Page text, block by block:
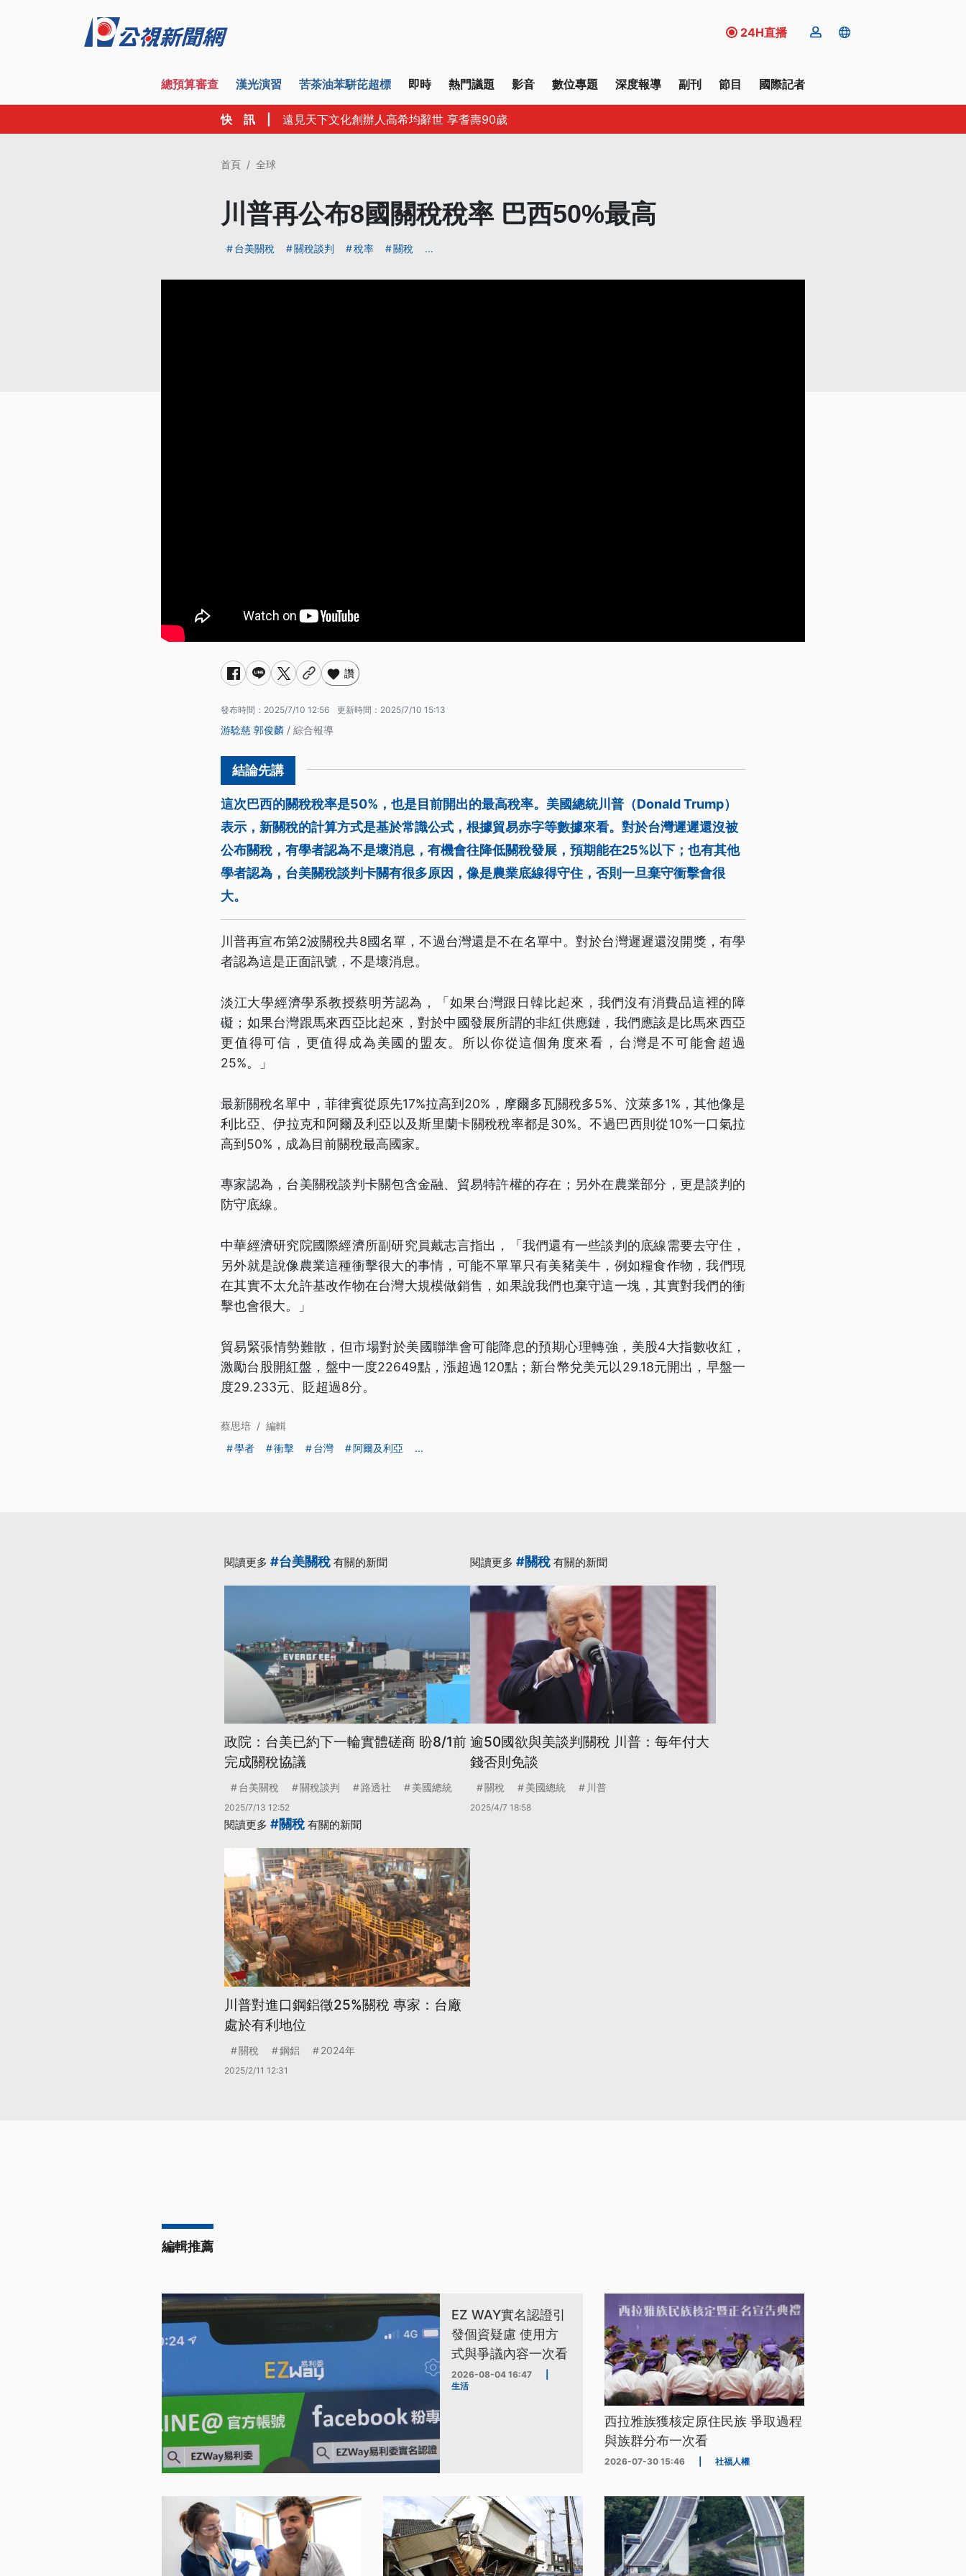
24H直播
總預算審查 漢光演習 苦茶油苯駢芘超標 即時 熱門議題 影音 數位專題 深度報導 副刊 節目 國際記者
快 訊 遠見天下文化創辦人高希均辭世 享耆壽90歲
首頁 全球
川普再公布8國關稅稅率 巴西50%最高
台美關稅 關稅談判 稅率 關稅 ...
讚
發布時間： 2025/7/10 12:56 更新時間： 2025/7/10 15:13
游騐慈 郭俊麟 / 綜合報導
這次巴西的關稅稅率是50%，也是目前開出的最高稅率。美國總統川普（Donald Trump）
表示，新關稅的計算方式是基於常識公式，根據貿易赤字等數據來看。對於台灣遲遲還沒被
公布關稅，有學者認為不是壞消息，有機會往降低關稅發展，預期能在25%以下；也有其他
學者認為，台美關稅談判卡關有很多原因，像是農業底線得守住，否則一旦棄守衝擊會很
大。
川普再宣布第2波關稅共8國名單，不過台灣還是不在名單中。對於台灣遲遲還沒開獎，有學
者認為這是正面訊號，不是壞消息。
淡江大學經濟學系教授蔡明芳認為，「如果台灣跟日韓比起來，我們沒有消費品這裡的障
礙；如果台灣跟馬來西亞比起來，對於中國發展所謂的非紅供應鏈，我們應該是比馬來西亞
更值得可信，更值得成為美國的盟友。所以你從這個角度來看，台灣是不可能會超過
25%。」
最新關稅名單中，菲律賓從原先17%拉高到20%，摩爾多瓦關稅多5%、汶萊多1%，其他像是
利比亞、伊拉克和阿爾及利亞以及斯里蘭卡關稅稅率都是30%。不過巴西則從10%一口氣拉
高到50%，成為目前關稅最高國家。
專家認為，台美關稅談判卡關包含金融、貿易特許權的存在；另外在農業部分，更是談判的
防守底線。
中華經濟研究院國際經濟所副研究員戴志言指出，「我們還有一些談判的底線需要去守住，
另外就是說像農業這種衝擊很大的事情，可能不單單只有美豬美牛，例如糧食作物，我們現
在其實不太允許基改作物在台灣大規模做銷售，如果說我們也棄守這一塊，其實對我們的衝
擊也會很大。」
貿易緊張情勢難散，但市場對於美國聯準會可能降息的預期心理轉強，美股4大指數收紅，
激勵台股開紅盤，盤中一度22649點，漲超過120點；新台幣兌美元以29.18元開出，早盤一
度29.233元、貶超過8分。
蔡思培 / 編輯
學者
衝擊 台灣 阿爾及利亞 ...
閱讀更多 #台美關稅 有關的新聞
政院：台美已約下一輪實體磋商 盼8/1前
完成關稅協議
台美關稅 關稅談判 路透社 美國總統
2025/7/13 12:52
閱讀更多 #關稅 有關的新聞
逾50國欲與美談判關稅 川普：每年付大
錢否則免談
關稅 美國總統 川普
2025/4/7 18:58
閱讀更多 #關稅 有關的新聞
川普對進口鋼鋁徵25%關稅 專家：台廠
處於有利地位
關稅 鋼鋁 2024年
2025/2/11 12:31
編輯推薦
EZ WAY實名認證引
發個資疑慮 使用方
式與爭議內容一次看
2026-08-04 16:47
生活
西拉雅族獲核定原住民族 爭取過程
與族群分布一次看
2026-07-30 15:46 社福人權